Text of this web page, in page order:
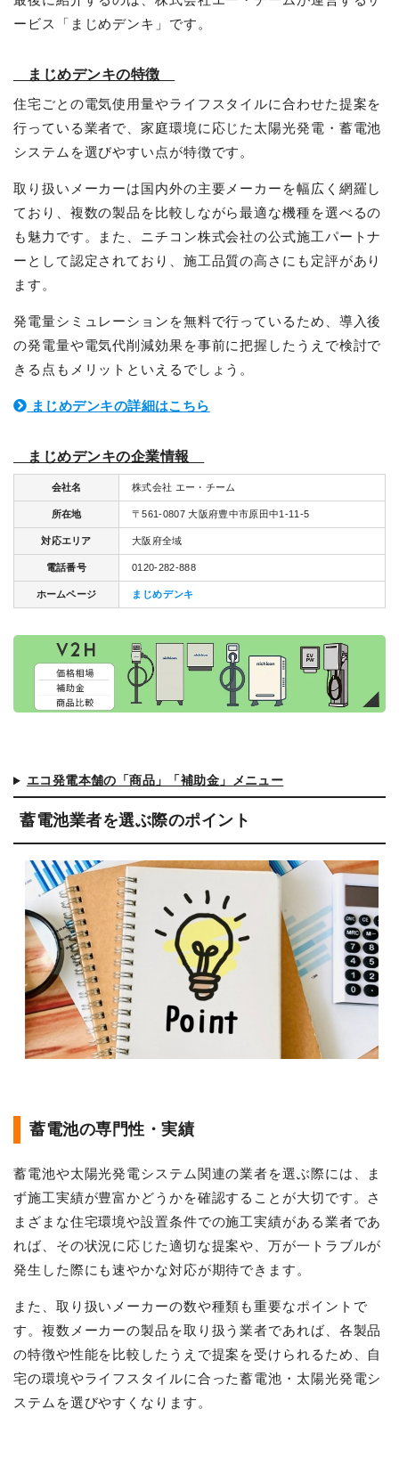
ービス「まじめデンキ」です。
まじめデンキの特徴
住宅ごとの電気使用量やライフスタイルに合わせた提案を
行っている業者で、家庭環境に応じた太陽光発電・蓄電池
システムを選びやすい点が特徴です。
取り扱いメーカーは国内外の主要メーカーを幅広く網羅し
ており、複数の製品を比較しながら最適な機種を選べるの
も魅力です。また、ニチコン株式会社の公式施工パートナ
ーとして認定されており、施工品質の高さにも定評があり
ます。
発電量シミュレーションを無料で行っているため、導入後
の発電量や電気代削減効果を事前に把握したうえで検討で
きる点もメリットといえるでしょう。
まじめデンキの詳細はこちら
まじめデンキの企業情報
会社名 株式会社 エー・チーム
所在地 〒561-0807 大阪府豊中市原田中1-11-5
対応エリア 大阪府全域
電話番号 0120-282-888
ホームページ まじめデンキ
エコ発電本舗の「商品」「補助金」メニュー
蓄電池業者を選ぶ際のポイント
蓄電池の専門性・実績
蓄電池や太陽光発電システム関連の業者を選ぶ際には、ま
ず施工実績が豊富かどうかを確認することが大切です。さ
まざまな住宅環境や設置条件での施工実績がある業者であ
れば、その状況に応じた適切な提案や、万が一トラブルが
発生した際にも速やかな対応が期待できます。
また、取り扱いメーカーの数や種類も重要なポイントで
す。複数メーカーの製品を取り扱う業者であれば、各製品
の特徴や性能を比較したうえで提案を受けられるため、自
宅の環境やライフスタイルに合った蓄電池・太陽光発電シ
ステムを選びやすくなります。